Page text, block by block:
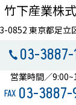
竹下産業株
0852 東京都足立
03-3887-
営業時間／
FAX 03-3887-